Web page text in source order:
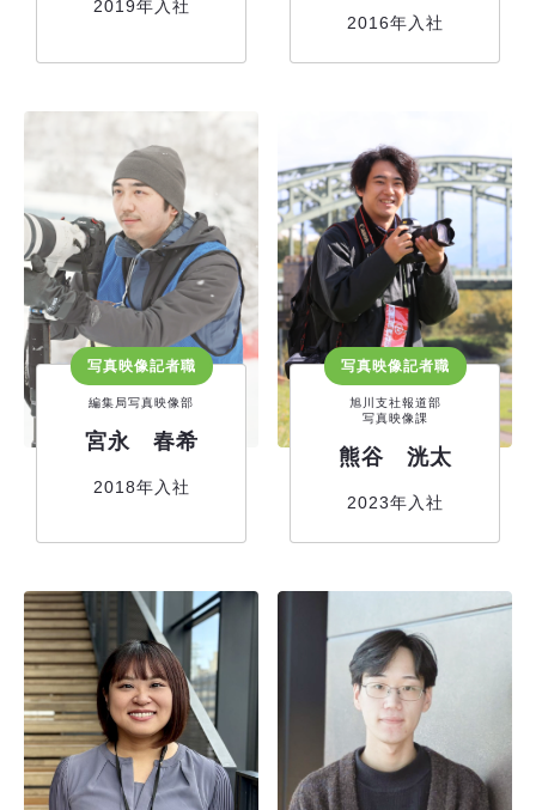
2019年入社
2016年入社
写真映像記者職
編集局写真映像部
宮永 春希
2018年入社
写真映像記者職
旭川支社報道部
写真映像課
熊谷 洸太
2023年入社